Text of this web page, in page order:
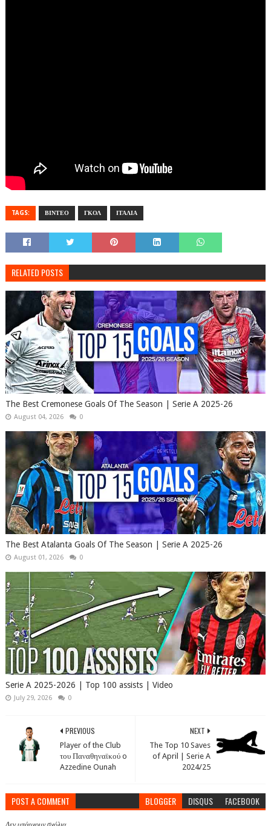
TAGS: ΒΙΝΤΕΟ ΓΚΟΛ ΙΤΑΛΙΑ
RELATED POSTS
The Best Cremonese Goals Of The Season | Serie A 2025-26
August 04, 2026 0
The Best Atalanta Goals Of The Season | Serie A 2025-26
August 01, 2026 0
Serie A 2025-2026 | Top 100 assists | Video
July 29, 2026 0
NEXT
The Top 10 Saves
of April | Serie A
2024/25
PREVIOUS
Player of the Club
του Παναθηναϊκού o
Azzedine Ounah
POST A COMMENT BLOGGER DISQUS FACEBOOK